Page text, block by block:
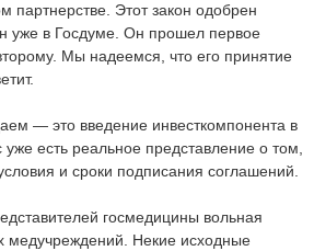
партнерстве. Этот закон одобрен
уже в Госдуме. Он прошел первое
Мы надеемся, что его принятие
— это введение инвесткомпонента в
есть реальное представление о том,
и сроки подписания соглашений.
госмедицины вольная
медучреждений. Некие исходные